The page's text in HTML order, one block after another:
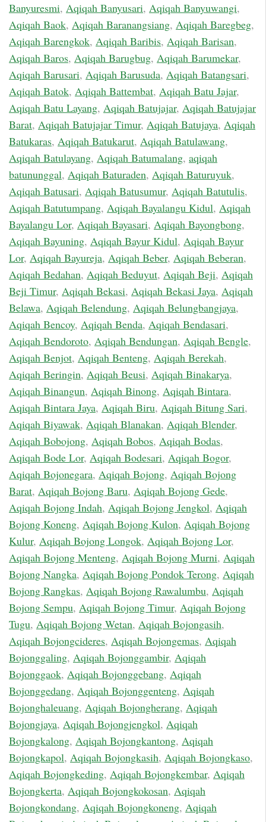
Banyuresmi, Aqiqah Banyusari, Aqiqah Banyuwangi,
Aqiqah Baok, Aqiqah Baranangsiang, Aqiqah Baregbeg,
Aqiqah Barengkok, Aqiqah Baribis, Aqiqah Barisan,
Aqiqah Baros, Aqiqah Barugbug, Aqiqah Barumekar,
Aqiqah Barusari, Aqiqah Barusuda, Aqiqah Batangsari,
Aqiqah Batok, Aqiqah Battembat, Aqiqah Batu Jajar,
Aqiqah Batu Layang, Aqiqah Batujajar, Aqiqah Batujajar
Barat, Aqiqah Batujajar Timur, Aqiqah Batujaya, Aqiqah
Batukaras, Aqiqah Batukarut, Aqiqah Batulawang,
Aqiqah Batulayang, Aqiqah Batumalang, aqiqah
batununggal, Aqiqah Baturaden, Aqiqah Baturuyuk,
Aqiqah Batusari, Aqiqah Batusumur, Aqiqah Batutulis,
Aqiqah Batutumpang, Aqiqah Bayalangu Kidul, Aqiqah
Bayalangu Lor, Aqiqah Bayasari, Aqiqah Bayongbong,
Aqiqah Bayuning, Aqiqah Bayur Kidul, Aqiqah Bayur
Lor, Aqiqah Bayureja, Aqiqah Beber, Aqiqah Beberan,
Aqiqah Bedahan, Aqiqah Beduyut, Aqiqah Beji, Aqiqah
Beji Timur, Aqiqah Bekasi, Aqiqah Bekasi Jaya, Aqiqah
Belawa, Aqiqah Belendung, Aqiqah Belungbangjaya,
Aqiqah Bencoy, Aqiqah Benda, Aqiqah Bendasari,
Aqiqah Bendoroto, Aqiqah Bendungan, Aqiqah Bengle,
Aqiqah Benjot, Aqiqah Benteng, Aqiqah Berekah,
Aqiqah Beringin, Aqiqah Beusi, Aqiqah Binakarya,
Aqiqah Binangun, Aqiqah Binong, Aqiqah Bintara,
Aqiqah Bintara Jaya, Aqiqah Biru, Aqiqah Bitung Sari,
Aqiqah Biyawak, Aqiqah Blanakan, Aqiqah Blender,
Aqiqah Bobojong, Aqiqah Bobos, Aqiqah Bodas,
Aqiqah Bode Lor, Aqiqah Bodesari, Aqiqah Bogor,
Aqiqah Bojonegara, Aqiqah Bojong, Aqiqah Bojong
Barat, Aqiqah Bojong Baru, Aqiqah Bojong Gede,
Aqiqah Bojong Indah, Aqiqah Bojong Jengkol, Aqiqah
Bojong Koneng, Aqiqah Bojong Kulon, Aqiqah Bojong
Kulur, Aqiqah Bojong Longok, Aqiqah Bojong Lor,
Aqiqah Bojong Menteng, Aqiqah Bojong Murni, Aqiqah
Bojong Nangka, Aqiqah Bojong Pondok Terong, Aqiqah
Bojong Rangkas, Aqiqah Bojong Rawalumbu, Aqiqah
Bojong Sempu, Aqiqah Bojong Timur, Aqiqah Bojong
Tugu, Aqiqah Bojong Wetan, Aqiqah Bojongasih,
Aqiqah Bojongcideres, Aqiqah Bojongemas, Aqiqah
Bojonggaling, Aqiqah Bojonggambir, Aqiqah
Bojonggaok, Aqiqah Bojonggebang, Aqiqah
Bojonggedang, Aqiqah Bojonggenteng, Aqiqah
Bojonghaleuang, Aqiqah Bojongherang, Aqiqah
Bojongjaya, Aqiqah Bojongjengkol, Aqiqah
Bojongkalong, Aqiqah Bojongkantong, Aqiqah
Bojongkapol, Aqiqah Bojongkasih, Aqiqah Bojongkaso,
Aqiqah Bojongkeding, Aqiqah Bojongkembar, Aqiqah
Bojongkerta, Aqiqah Bojongkokosan, Aqiqah
Bojongkondang, Aqiqah Bojongkoneng, Aqiqah